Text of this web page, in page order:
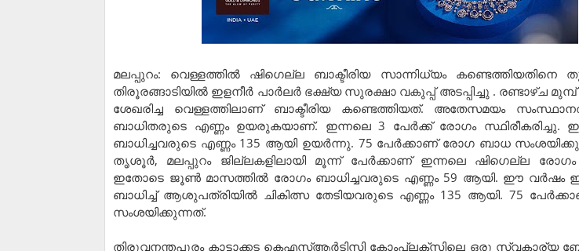
മലപ്പുറം: വെള്ളത്തില്‍ ഷിഗെല്ല ബാക്ടീരിയ സാന്നിധ്യം കണ്ടെത്തിയതിനെ
തിരൂരങ്ങാടിയില്‍ ഇളനീര്‍ പാര്‍ലര്‍ ഭക്ഷ്യ സുരക്ഷാ വകുപ്പ് അടപ്പിച്ചു . രണ്ടാഴ്ച
ശേഖരിച്ച വെള്ളത്തിലാണ് ബാക്ടീരിയ കണ്ടെത്തിയത്. അതേസമയം
ബാധിതരുടെ എണ്ണം ഉയരുകയാണ്. ഇന്നലെ 3 പേര്‍ക്ക് രോഗം സ്ഥിരീകരിച്ചു.
ബാധിച്ചവരുടെ എണ്ണം 135 ആയി ഉയര്‍ന്നു. 75 പേര്‍ക്കാണ് രോഗ ബാധ
തൃശൂര്‍, മലപ്പുറം ജില്ലകളിലായി മൂന്ന് പേര്‍ക്കാണ് ഇന്നലെ ഷിഗെല്ല രോഗം
ഇതോടെ ജൂണ്‍ മാസത്തില്‍ രോഗം ബാധിച്ചവരുടെ എണ്ണം 59 ആയി. ഈ വര്‍ഷം
ബാധിച്ച് ആശുപത്രിയില്‍ ചികിത്സ തേടിയവരുടെ എണ്ണം 135 ആയി. 75
സംശയിക്കുന്നത്.
തിരുവനന്തപുരം കാട്ടാക്കട കെഎസ്ആര്‍ടിസി കോംപ്ലക്‌സിലെ ഒരു സ്വകാര്യ